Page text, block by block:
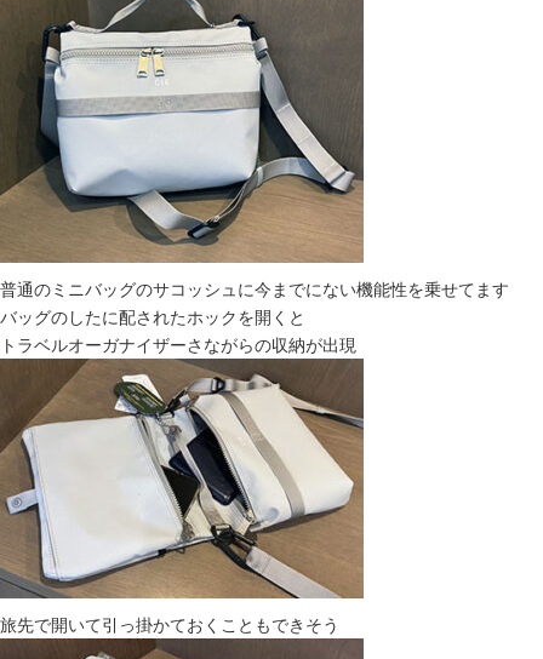
普通のミニバッグのサコッシュに今までにない機能性を乗せてます
バッグのしたに配されたホックを開くと
トラベルオーガナイザーさながらの収納が出現
旅先で開いて引っ掛かておくこともできそう